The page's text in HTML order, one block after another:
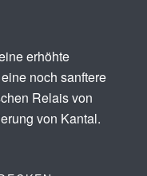
erhöhte
noch sanftere
Relais von
von Kantal.